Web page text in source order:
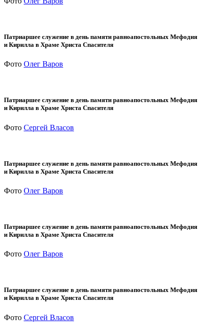
Патриаршее служение в день памяти равноапостольных Мефодия
и Кирилла в Храме Христа Спасителя
Фото Олег Варов
Патриаршее служение в день памяти равноапостольных Мефодия
и Кирилла в Храме Христа Спасителя
Фото Сергей Власов
Патриаршее служение в день памяти равноапостольных Мефодия
и Кирилла в Храме Христа Спасителя
Фото Олег Варов
Патриаршее служение в день памяти равноапостольных Мефодия
и Кирилла в Храме Христа Спасителя
Фото Олег Варов
Патриаршее служение в день памяти равноапостольных Мефодия
и Кирилла в Храме Христа Спасителя
Фото Сергей Власов